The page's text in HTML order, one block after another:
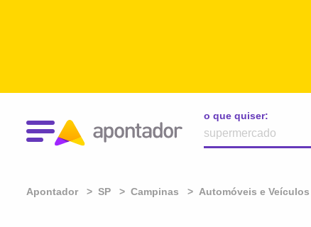
o que quiser:
Apontador SP Campinas Automóveis e Veículos